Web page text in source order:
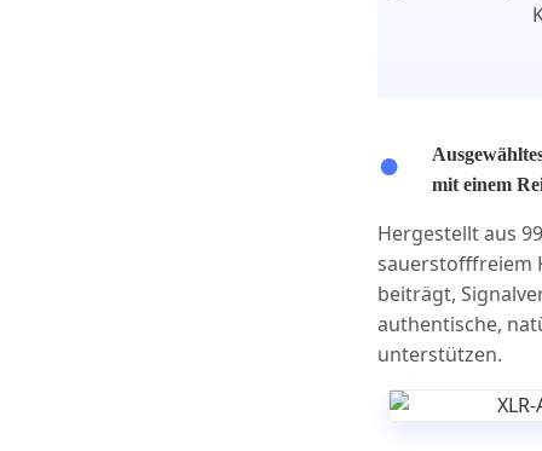
mit einem
Hergestellt aus
sauerstofffreiem
beiträgt,
authentische,
unterstützen.